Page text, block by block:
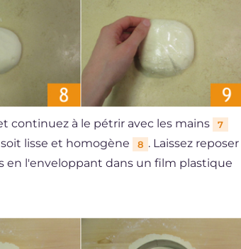
continuez à le pétrir avec les mains 7
lisse et homogène 8 . Laissez reposer
en l'enveloppant dans un film plastique